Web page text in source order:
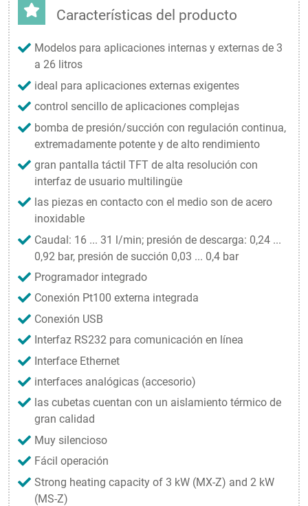
Características del producto
Modelos para aplicaciones internas y externas de 3
a 26 litros
ideal para aplicaciones externas exigentes
control sencillo de aplicaciones complejas
bomba de presión/succión con regulación continua,
extremadamente potente y de alto rendimiento
gran pantalla táctil TFT de alta resolución con
interfaz de usuario multilingüe
las piezas en contacto con el medio son de acero
inoxidable
Caudal: 16 ... 31 l/min; presión de descarga: 0,24 ...
0,92 bar, presión de succión 0,03 ... 0,4 bar
Programador integrado
Conexión Pt100 externa integrada
Conexión USB
Interfaz RS232 para comunicación en línea
Interface Ethernet
interfaces analógicas (accesorio)
las cubetas cuentan con un aislamiento térmico de
gran calidad
Muy silencioso
Fácil operación
Strong heating capacity of 3 kW (MX-Z) and 2 kW
(MS-Z)